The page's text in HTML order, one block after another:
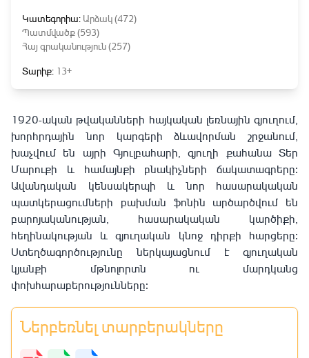
Կատեգորիա: Արձակ (472)
Պատմվածք (593)
Հայ գրականություն (257)
Տարիք: 13+
1920-ական թվականների հայկական լեռնային գյուղում,
խորհրդային նոր կարգերի ձևավորման շրջանում,
խաչվում են այրի Գյուլբահարի, գյուղի քահանա Տեր
Մարուքի և համայնքի բնակիչների ճակատագրերը։
Ավանդական կենսակերպի և նոր հասարակական
պատկերացումների բախման ֆոնին արծարծվում են
բարոյականության, հասարակական կարծիքի,
հեղինակության և գյուղական կնոջ դիրքի հարցերը։
Ստեղծագործությունը ներկայացնում է գյուղական
կյանքի մթնոլորտն ու մարդկանց
փոխհարաբերությունները։
Ներբեռնել տարբերակները